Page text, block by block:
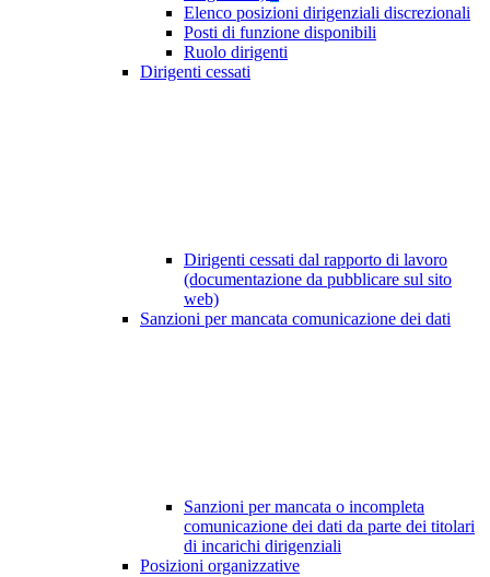
Elenco posizioni dirigenziali discrezionali
Posti di funzione disponibili
Ruolo dirigenti
Dirigenti cessati
Dirigenti cessati dal rapporto di lavoro
(documentazione da pubblicare sul sito
web)
Sanzioni per mancata comunicazione dei dati
Sanzioni per mancata o incompleta
comunicazione dei dati da parte dei titolari
di incarichi dirigenziali
Posizioni organizzative